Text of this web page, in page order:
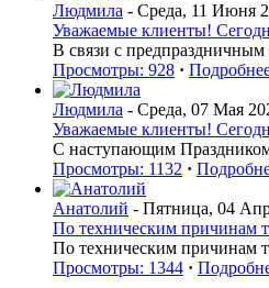
Людмила - Среда, 11 Июня
Уважаемые клиенты!
В связи с предпраздничным
Просмотры: 928 ·
Людмила - Среда, 07 Мая
Уважаемые клиенты!
С наступающим
Просмотры: 1132 ·
Анатолий - Пятница, 04
По техническим причинам
По техническим причинам
Просмотры: 1344 ·